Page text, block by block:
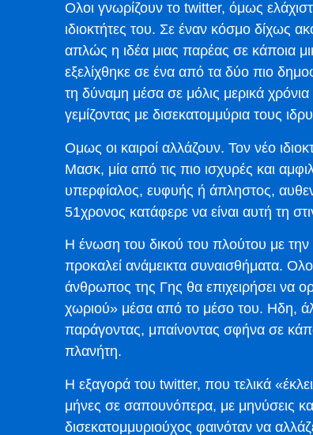
Oλοι γνωρίζουν το twitter, όμως
ιδιοκτήτες του. Σε έναν κόσμο δίχως
απλώς η ιδέα μιας παρέας σε κάποια
εξελίχθηκε σε ένα από τα δύο πιο
τη δύναμη μέσα σε μόλις μερικά
γεμίζοντας με δισεκατομμύρια τους
Ομως οι καιροί αλλάζουν. Τον νέο
Μασκ, μία από τις πιο ισχυρές και
υπερφίαλος, ευφυής ή άπληστος,
51χρονος κατάφερε να είναι αυτή τη
Η ένωση του δικού του πλούτου με την
προκαλεί ανάμεικτα συναισθήματα.
άνθρωπος της Γης θα επιχειρήσει να
χωριού» μέσα από το μέσο του. Ηδη,
παράγοντας, μπαίνοντας σφήνα σε
πλανήτη.
Η εξαγορά του twitter, που τελικά
μήνες σε σαπουνόπερα, με μηνύσεις
δισεκατομμυριούχος φαινόταν να